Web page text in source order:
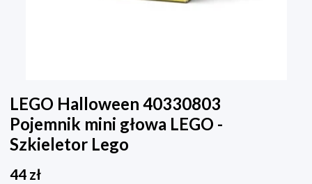
LEGO Halloween 40330803
Pojemnik mini głowa LEGO -
Szkieletor Lego
44 zł